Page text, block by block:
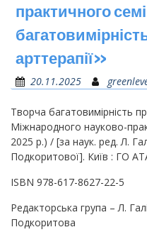
практичного
арттерапії»
20.11.2025
Творча багатовимірність
Міжнародного науково-
2025 р.) / [за наук. ред. Л.
Подкоритової]. Київ : ГО
ISBN 978-617-8627-22-5
Редакторська група – Л.
Подкоритова